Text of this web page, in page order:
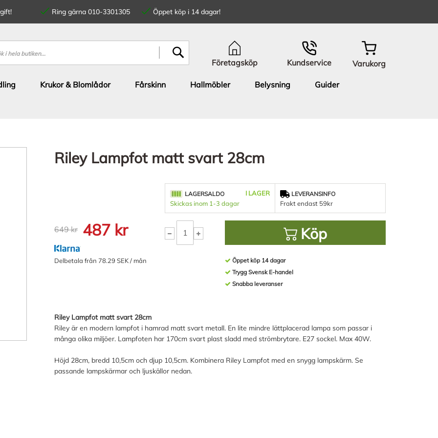
Ring gärna 010-3301305
Öppet köp i 14 dagar!
Företagsköp Kundservice Varukorg
Krukor & Blomlådor Fårskinn Hallmöbler Belysning
Guider
Riley Lampfot matt svart 28cm
649 kr 487 kr
Delbetala från 78.29 SEK / mån
LAGERSALDO
I LAGER
Skickas inom 1-3 dagar
LEVERANSINFO
Frakt endast 59kr
Köp
Öppet köp 14 dagar
Trygg Svensk E-handel
Snabba leveranser
Riley Lampfot matt svart 28cm
Riley är en modern lampfot i hamrad matt svart metall. En lite mindre lättplacerad lampa som passar i
många olika miljöer. Lampfoten har 170cm svart plast sladd med strömbrytare. E27 sockel. Max 40W.
Höjd 28cm, bredd 10,5cm och djup 10,5cm. Kombinera Riley Lampfot med en snygg lampskärm. Se
passande lampskärmar och ljuskällor nedan.